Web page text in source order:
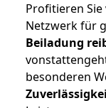
Profitieren
Netzwerk für
Beiladung
besonderen